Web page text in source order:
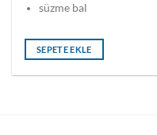
süzme bal
SEPETE EKLE